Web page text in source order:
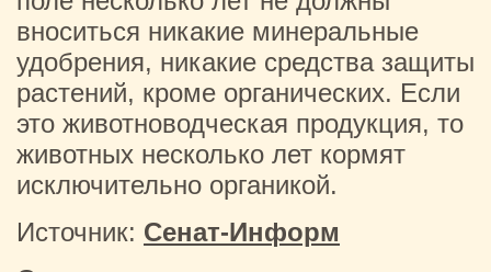
вноситься никакие минеральные
удобрения, никакие средства защиты
растений, кроме органических. Если
это животноводческая продукция, то
животных несколько лет кормят
исключительно органикой.
Источник: Сенат-Информ